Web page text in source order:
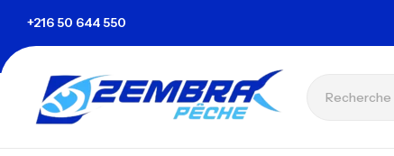
+216 50 644 550zembrapechetunisie@gmail.com